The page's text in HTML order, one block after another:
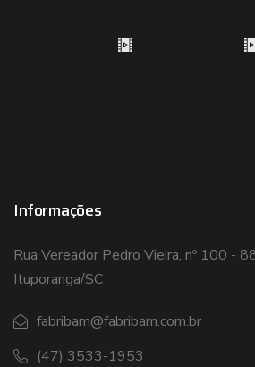
Informações
Rua Vereador Pedro Vieira, nº 100 -
Ituporanga/SC
fabribam@fabribam.com.br
(47) 3533-1953